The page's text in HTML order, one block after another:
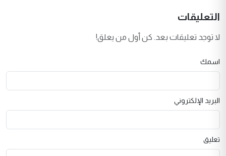
التعليقات
لا توجد تعليقات بعد. كن أول من يعلق!
اسمك
البريد الإلكتروني
تعليق